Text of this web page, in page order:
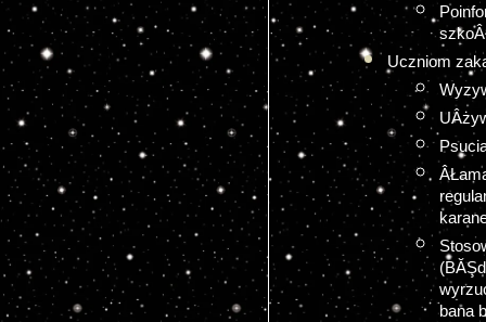
Uczniom
bana